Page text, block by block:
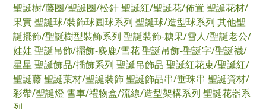
聖誕樹/藤圈/聖誕圈/松針聖誕紅/聖誕花/佈置 聖誕花材/
果實聖誕球/裝飾球圓球系列 聖誕球/造型球系列 其他聖
誕擺飾/聖誕樹型裝飾系列 聖誕裝飾-糖果/雪人/聖誕老公/
娃娃聖誕吊飾/擺飾-麋鹿/雪花聖誕吊飾-聖誕字/聖誕襪/
星星 聖誕飾品/插飾系列 聖誕吊飾品 聖誕紅花束/聖誕紅/
聖誕藤聖誕葉材/聖誕裝飾聖誕飾品串/垂珠串 聖誕資材/
彩帶/聖誕燈 雪車/禮物盒/流線/造型架構系列 聖誕花器系